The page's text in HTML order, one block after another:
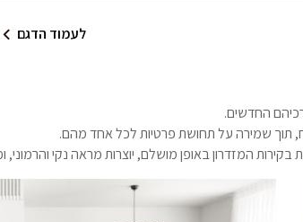
לעמוד הדגם
החדשים.
תוך שמירה על תחושת פרטיות לכל אחד מהם.
המזדרון באופן מושלם, יוצרות מראה נקי